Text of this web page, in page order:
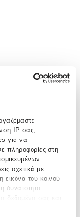
IP σας,
για να
πληροφορίες στη
σχετικά με
εικόνα του κοινού
δυνατότητα